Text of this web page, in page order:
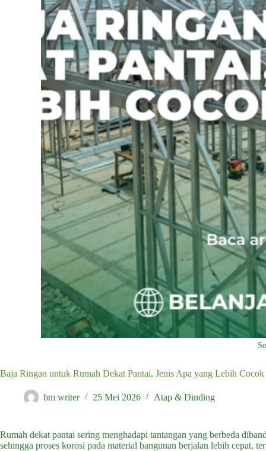
Baja Ringan untuk Rumah Dekat Pantai, Jenis Apa yang Lebih
bm writer 25 Mei 2026 Atap & Dinding
Rumah dekat pantai sering menghadapi tantangan yang berbeda
sehingga proses korosi pada material bangunan berjalan lebih cepat,